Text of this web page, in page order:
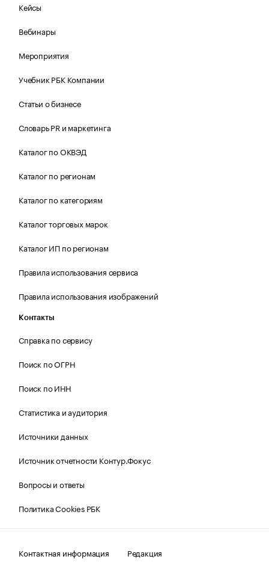
Кейсы
Вебинары
Мероприятия
Учебник РБК Компании
Статьи о бизнесе
Словарь PR и маркетинга
Каталог по ОКВЭД
Каталог по регионам
Каталог по категориям
Каталог торговых марок
Каталог ИП по регионам
Правила использования сервиса
Правила использования изображений
Контакты
Справка по сервису
Поиск по ОГРН
Поиск по ИНН
Статистика и аудитория
Источники данных
Источник отчетности Контур.Фокус
Вопросы и ответы
Политика Cookies РБК
Контактная информация
Редакция